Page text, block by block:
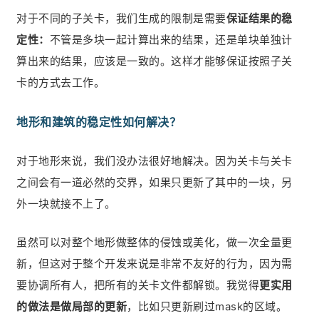
对于不同的子关卡，我们生成的限制是需要保证结果的稳
定性： 不管是多块一起计算出来的结果，还是单块单独计
算出来的结果，应该是一致的。这样才能够保证按照子关
卡的方式去工作。
地形和建筑的稳定性如何解决？
对于地形来说，我们没办法很好地解决。因为关卡与关卡
之间会有一道必然的交界，如果只更新了其中的一块，另
外一块就接不上了。
虽然可以对整个地形做整体的侵蚀或美化，做一次全量更
新，但这对于整个开发来说是非常不友好的行为，因为需
要协调所有人，把所有的关卡文件都解锁。我觉得更实用
的做法是做局部的更新，比如只更新刷过mask的区域。